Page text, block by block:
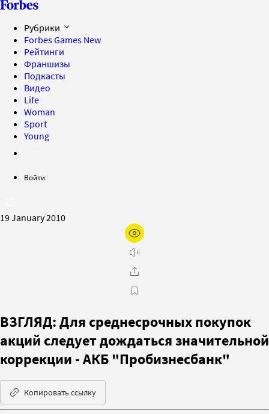
Рубрики
Forbes Games New
Рейтинги
Франшизы
Подкасты
Видео
Life
Woman
Sport
Young
Войти
19 January 2010
ВЗГЛЯД: Для среднесрочных покупок
акций следует дождаться значительной
коррекции - АКБ "Пробизнесбанк"
Копировать ссылку